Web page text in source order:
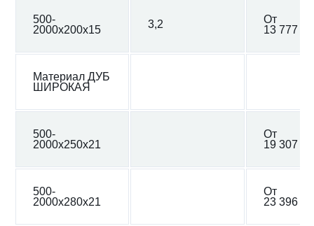
500-
2000х200х15
3,2
От
13 777 ₽
Материал ДУБ
ШИРОКАЯ
500-
2000х250х21
От
19 307 ₽
500-
2000х280х21
От
23 396 ₽